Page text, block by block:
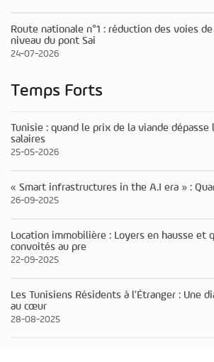
Route nationale n°1 : réduction des voies
niveau du pont Sai
24-07-2026
Temps Forts
Tunisie : quand le prix de la viande
salaires
25-05-2026
« Smart infrastructures in the A.I era » :
26-09-2025
Location immobilière : Loyers en hausse et
convoités au pre
22-09-2025
Les Tunisiens Résidents à l’Étranger : Une
au cœur
28-08-2025